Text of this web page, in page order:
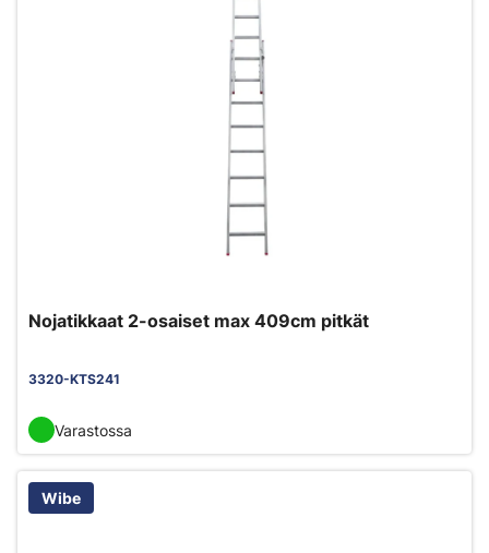
Nojatikkaat 2-osaiset max 409cm pitkät
3320-KTS241
Varastossa
Wibe